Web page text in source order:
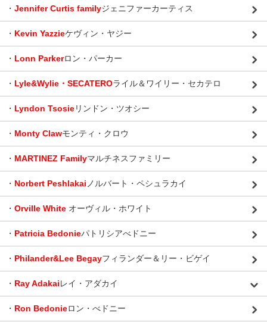
・ Jennifer Curtis familyジェニファーカーティス
・ Kevin Yazzieケヴィン・ヤジー
・ Lonn Parkerロン・パーカー
・ Lyle&Wylie・SECATEROライル＆ワイリー・セカテロ
・ Lyndon Tsosieリンドン・ツオシー
・ Monty Clawモンティ・クロウ
・ MARTINEZ Familyマルチネスファミリー
・ Norbert Peshlakai ノルバート・ペシュラカイ
・ Orville White オーヴィル・ホワイト
・ Patricia Bedonieパトリシアべドニー
・ Philander&Lee Begayフィランダー＆リー・ビゲイ
・ Ray Adakaiレイ・アダカイ
・ Ron Bedonieロン・べドニー